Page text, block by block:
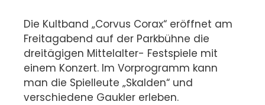
Die Kultband „Corvus Corax“ eröffnet am
Freitagabend auf der Parkbühne die
dreitägigen Mittelalter- Festspiele mit
einem Konzert. Im Vorprogramm kann
man die Spielleute „Skalden“ und
verschiedene Gaukler erleben.